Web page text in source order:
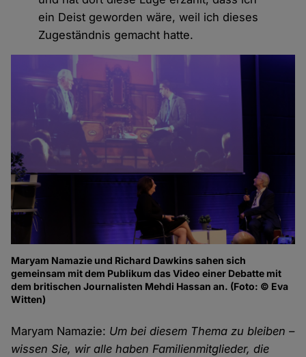
ein Deist geworden wäre, weil ich dieses
Zugeständnis gemacht hatte.
Maryam Namazie und Richard Dawkins sahen sich
gemeinsam mit dem Publikum das Video einer Debatte mit
dem britischen Journalisten Mehdi Hassan an. (Foto: © Eva
Witten)
Maryam Namazie: Um bei diesem Thema zu bleiben –
wissen Sie, wir alle haben Familienmitglieder, die